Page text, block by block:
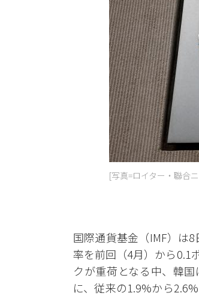
[写真=ロイター・聯合
国際通貨基金（IMF）は
率を前回（4月）から0.1
クが重荷となる中、韓
に、従来の1.9%から